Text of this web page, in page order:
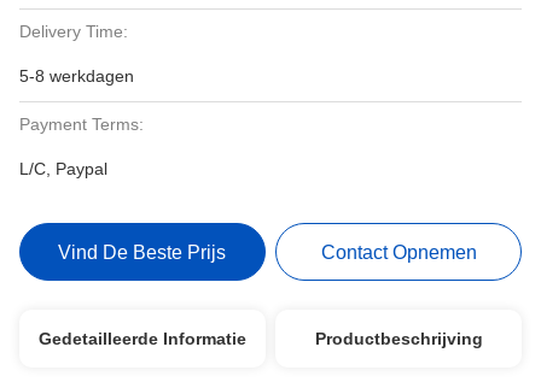
Delivery Time:
5-8 werkdagen
Payment Terms:
L/C, Paypal
Vind De Beste Prijs Contact Opnemen
Gedetailleerde Informatie Productbeschrijving